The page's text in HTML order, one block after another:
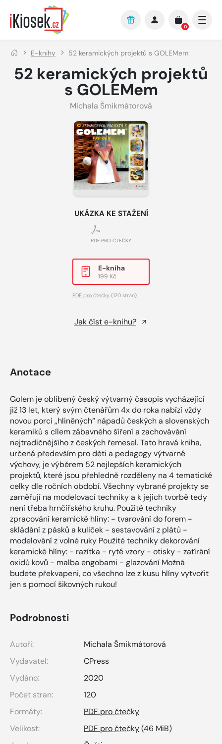
Přejít na hlavní obsah
0
E-knihy 52 keramických projektů s GOLEMem
52 keramických projektů
s GOLEMem
Michala Šmikmátorová
UKÁZKA KE STAŽENÍ
PDF PRO ČTEČKY
E-kniha
199 Kč
PDF pro čtečky (120 stran)
Jak číst e-knihu?
Anotace
Golem je oblíbený český výtvarný časopis vycházející
již 13 let, který svým čtenářům 4x do roka nabízí vždy
novou porci „hliněných“ nápadů českých a slovenských
keramiků s cílem zábavného šíření a zachovávání
nejtradičnějšího z českých řemesel. Tato hravá kniha,
určená především pro děti a pedagogy výtvarné
výchovy, je výběrem 52 nejlepších keramických
projektů, které jsou přehledně rozděleny na 4 tematické
celky dle ročních období. Všechny vybrané projekty se
zaměřují na modelovací techniky a k jejich tvorbě tedy
není třeba hrnčířského kruhu. Použité techniky
zpracování keramické hlíny: - tvarování do forem -
skládání z pásků a kuliček - sestavování z plátů -
modelování z volné ruky Použité techniky dekorování
keramické hlíny: - razítka - ryté vzory - otisky - zatírání
oxidů kovů - malba engobami - glazování Možná
budete překvapeni, co všechno lze z kusu hlíny vytvořit
jen s pomocí šikovných rukou!
Podrobnosti
Autoři:
Michala Šmikmátorová
Vydavatel:
CPress
Vydáno:
2020
Počet stran:
120
Formáty:
PDF pro čtečky
Velikost:
PDF pro čtečky(46 MiB)